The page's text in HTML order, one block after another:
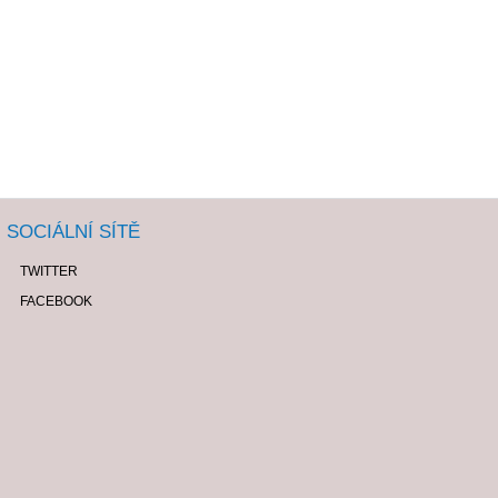
SOCIÁLNÍ SÍTĚ
TWITTER
FACEBOOK